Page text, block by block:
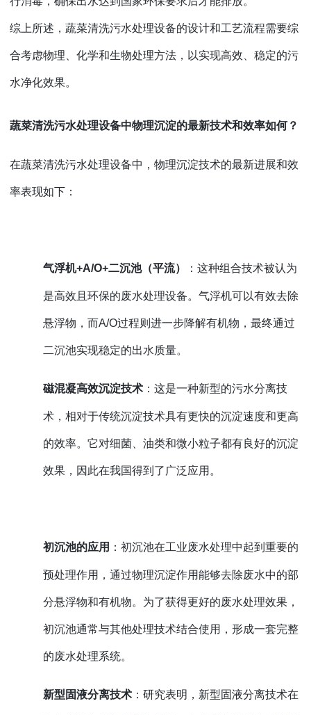
综上所述，蔬菜清洗污水处理设备的设计和工艺流程需要综
合考虑物理、化学和生物处理方法，以实现高效、稳定的污
水净化效果。
蔬菜清洗污水处理设备中物理沉淀的最新技术和效率如何？
在蔬菜清洗污水处理设备中，物理沉淀技术的最新进展和效
率表现如下：
气浮机+A/O+二沉池（平流） ：这种组合技术被认为
是高效且环保的废水处理设备。气浮机可以有效去除
悬浮物，而A/O过程则进一步降解有机物，最终通过
二沉池实现稳定的出水质量。
磁混凝高效沉淀技术 ：这是一种新型的污水分离技
术，相对于传统沉淀技术具有更快的沉淀速度和更高
的效率。它对细菌、油类和微小粒子都有良好的沉淀
效果，因此在我国得到了广泛应用。
初沉池的应用 ：初沉池在工业废水处理中起到重要的
预处理作用，通过物理沉淀作用能够去除废水中的部
分悬浮物和有机物。为了获得更好的废水处理效果，
初沉池通常与其他处理技术结合使用，形成一套完整
的废水处理系统。
新型固液分离技术 ：研究表明，新型固液分离技术在